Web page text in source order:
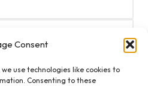
Consent
use technologies like cookies to
Consenting to these